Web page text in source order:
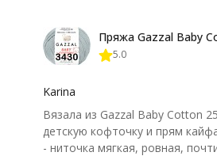
нюанс - пряжа немного
иногда расслаивается, пришлось
крючок поудобнее.
5.0
Karina
Вязала из Gazzal Baby Cotton 25
детскую кофточку и прям
- ниточка мягкая, ровная,